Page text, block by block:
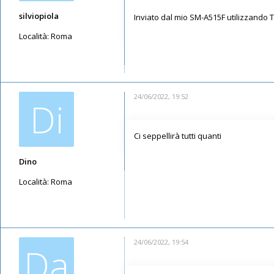
silviopiola
Località: Roma
Inviato dal mio SM-A515F utilizzando
Di
Dino
Località: Roma
24/06/2022, 19:52
Ci seppellirà tutti quanti
24/06/2022, 19:54